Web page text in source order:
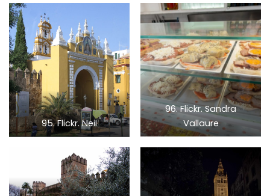
95. Flickr. Neil
96. Flickr. Sandra
Vallaure